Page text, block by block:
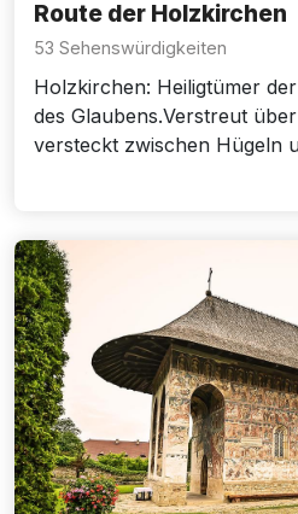
Route der Holzkirchen
53 Sehenswürdigkeiten
Holzkirchen: Heiligtümer
des Glaubens.Verstreut
versteckt zwischen Hügeln